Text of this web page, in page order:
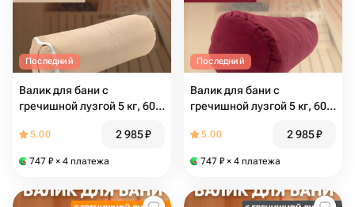
Последний
Валик для бани с
гречишной лузгой 5 кг, 60
5.00 2 985₽
747 ₽ × 4 платежа
Последний
Валик для бани с
гречишной лузгой 5 кг, 60
5.00 2 985₽
747 ₽ × 4 платежа